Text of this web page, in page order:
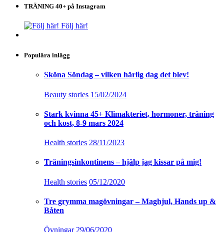
TRÄNING 40+ på Instagram
Följ här!
Populära inlägg
Sköna Söndag – vilken härlig dag det blev!
Beauty stories 15/02/2024
Stark kvinna 45+ Klimakteriet, hormoner, träning
och kost, 8-9 mars 2024
Health stories 28/11/2023
Träningsinkontinens – hjälp jag kissar på mig!
Health stories 05/12/2020
Tre grymma magövningar – Maghjul, Hands up &
Båten
Övningar 29/06/2020